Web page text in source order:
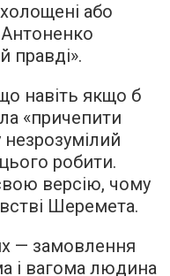
або
Антоненко
правді».
навіть якщо б
«причепити
робити.
версію, чому
Шеремета.
— замовлення
і вагома людина